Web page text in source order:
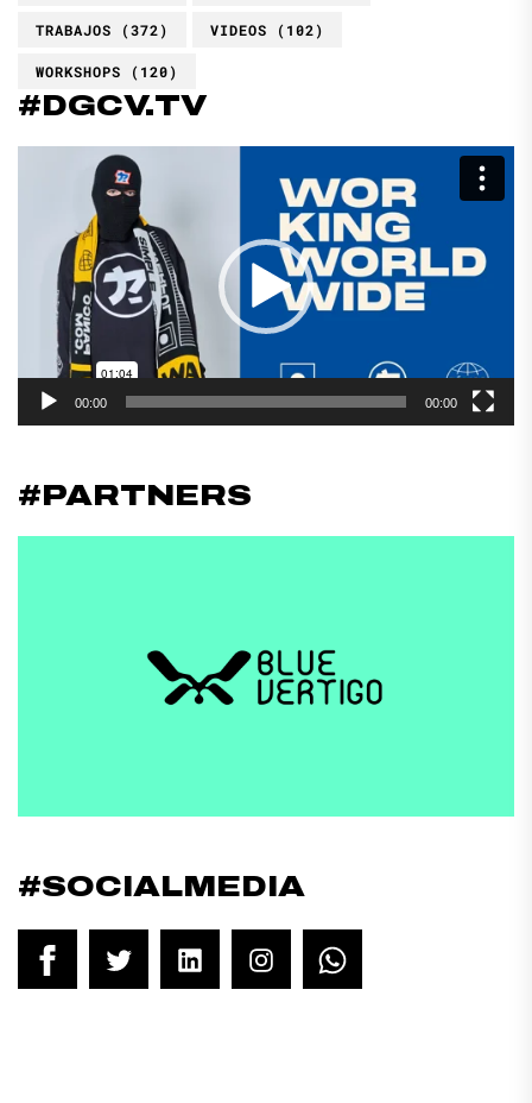
TRABAJOS (372) VIDEOS (102)
WORKSHOPS (120)
#DGCV.TV
Reproductor
00:00 00:00
#PARTNERS
#SOCIALMEDIA
FacebookTwitter LinkedInInstagram